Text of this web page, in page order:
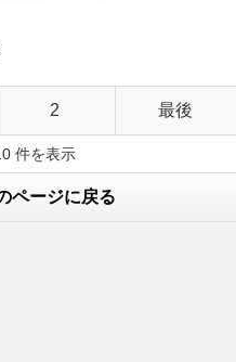
2 最後
件を表示
ページに戻る